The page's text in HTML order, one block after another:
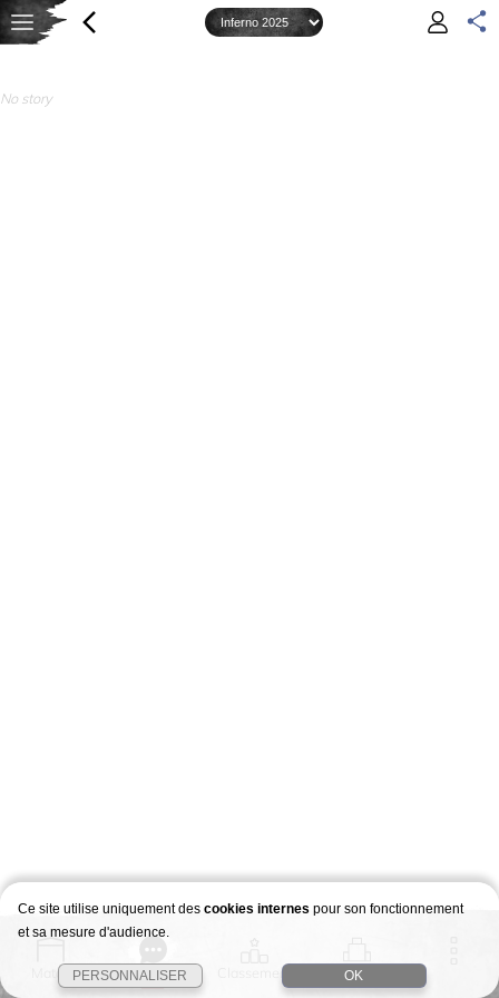
No story
Match Story Classement Stages
Ce site utilise uniquement des cookies internes pour son fonctionnement
et sa mesure d'audience.
PERSONNALISER OK